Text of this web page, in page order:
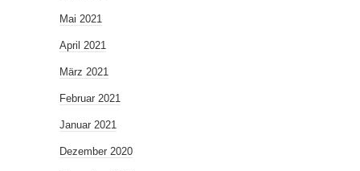
Mai 2021
April 2021
März 2021
Februar 2021
Januar 2021
Dezember 2020